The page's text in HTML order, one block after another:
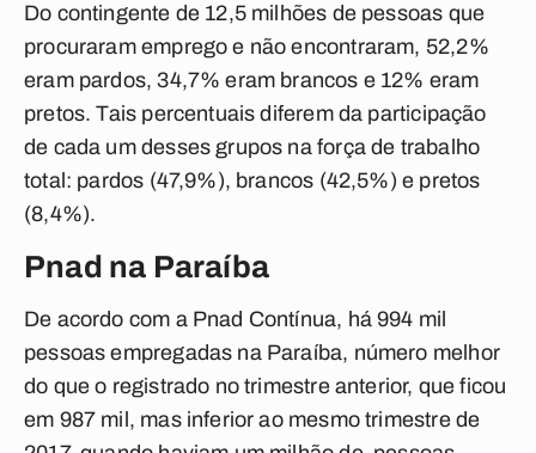
Do contingente de 12,5 milhões de pessoas que
procuraram emprego e não encontraram, 52,2%
eram pardos, 34,7% eram brancos e 12% eram
pretos. Tais percentuais diferem da participação
de cada um desses grupos na força de trabalho
total: pardos (47,9%), brancos (42,5%) e pretos
(8,4%).
Pnad na Paraíba
De acordo com a Pnad Contínua, há 994 mil
pessoas empregadas na Paraíba, número melhor
do que o registrado no trimestre anterior, que ficou
em 987 mil, mas inferior ao mesmo trimestre de